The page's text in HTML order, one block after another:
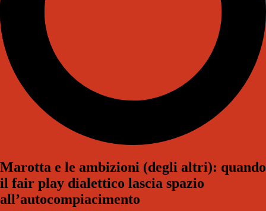
Marotta e le ambizioni (degli altri): quando
il fair play dialettico lascia spazio
all’autocompiacimento